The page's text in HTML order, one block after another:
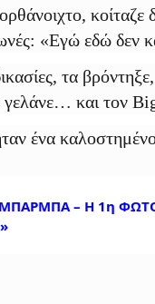
κοίταζε
«Εγώ εδώ δεν
τα
γελάνε… και τον
ένα
– Η 1η